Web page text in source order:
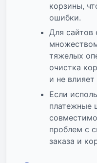
корзины,
ошибки.
Для
тяжелых
очистка
и не
Если
платежные
проблем с
заказа и